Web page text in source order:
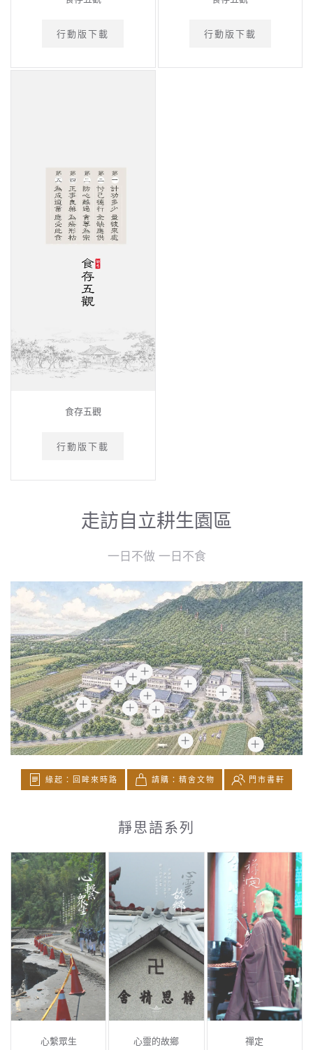
行動版下載 行動版下載
食存五觀
行動版下載
走訪自立耕生園區
一日不做 一日不食
緣起：回眸來時路 請購：精舍文物 門市書軒
靜思語系列
心繫眾生 心靈的故鄉 禪定